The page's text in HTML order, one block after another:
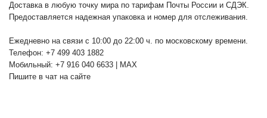
Доставка в любую точку мира по тарифам Почты России и СДЭК.
Предоставляется надежная упаковка и номер для отслеживания.
Ежедневно на связи с 10:00 до 22:00 ч. по московскому времени.
Телефон: +7 499 403 1882
Мобильный: +7 916 040 6633 | MAX
Пишите в чат на сайте